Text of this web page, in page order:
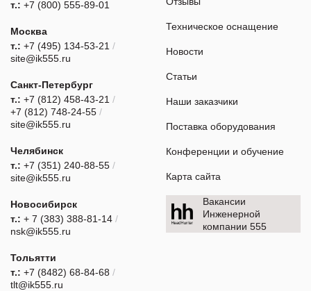
т.: +7 (800) 555-89-01
Москва
т.: +7 (495) 134-53-21 /
site@ik555.ru
Санкт-Петербург
т.: +7 (812) 458-43-21 /
+7 (812) 748-24-55 /
site@ik555.ru
Челябинск
т.: +7 (351) 240-88-55 /
site@ik555.ru
Новосибирск
т.: + 7 (383) 388-81-14 /
nsk@ik555.ru
Тольятти
т.: +7 (8482) 68-84-68 /
tlt@ik555.ru
Техническое оснащение
Новости
Статьи
Наши заказчики
Поставка оборудования
Конференции и обучение
Карта сайта
Вакансии
Инженерной
компании 555